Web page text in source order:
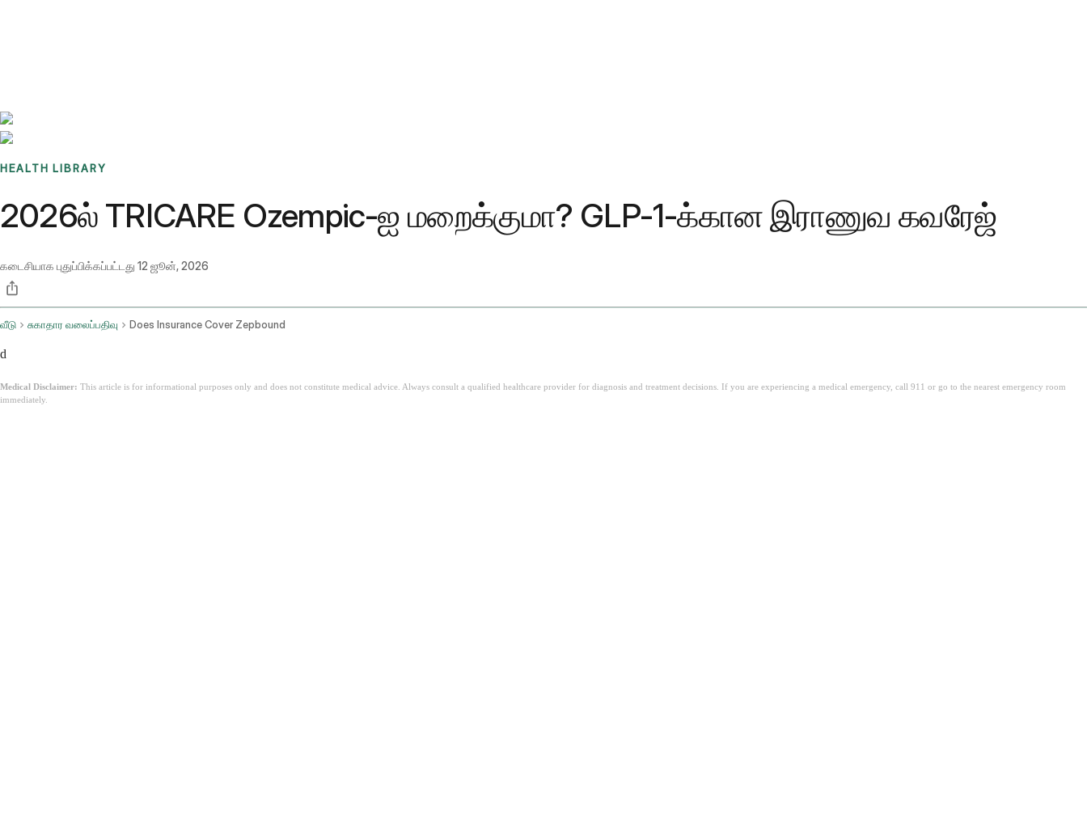
HEALTH LIBRARY
2026ல் TRICARE Ozempic-ஐ மறைக்குமா? GLP-1-க்கான இராணுவ கவரேஜ்
கடைசியாக புதுப்பிக்கப்பட்டது 12 ஜூன், 2026
வீடு சுகாதார வலைப்பதிவு Does Insurance Cover Zepbound
d
Medical Disclaimer: This article is for informational purposes only and does not constitute medical advice. Always consult a qualified healthcare provider for diagnosis and treatment decisions. If you are experiencing a medical emergency, call 911 or go to the nearest emergency room
immediately.